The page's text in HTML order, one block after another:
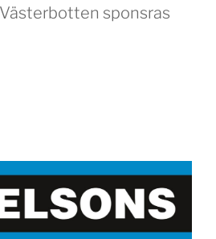
sponsras